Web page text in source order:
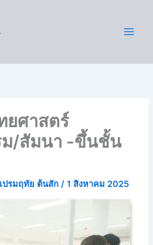
ศาสตร์
ม/สัมนา -ขึ้นชั้น
เปรมฤทัย ต้นสัก/1 สิงหาคม 2025